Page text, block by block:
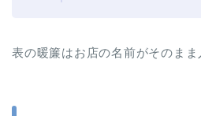
表の暖簾はお店の名前がそのまま